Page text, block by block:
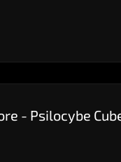
- Psilocybe